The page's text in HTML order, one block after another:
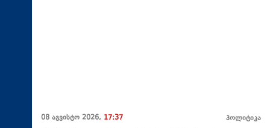
08 აგვისტო 2026, 17:37 პოლიტიკა